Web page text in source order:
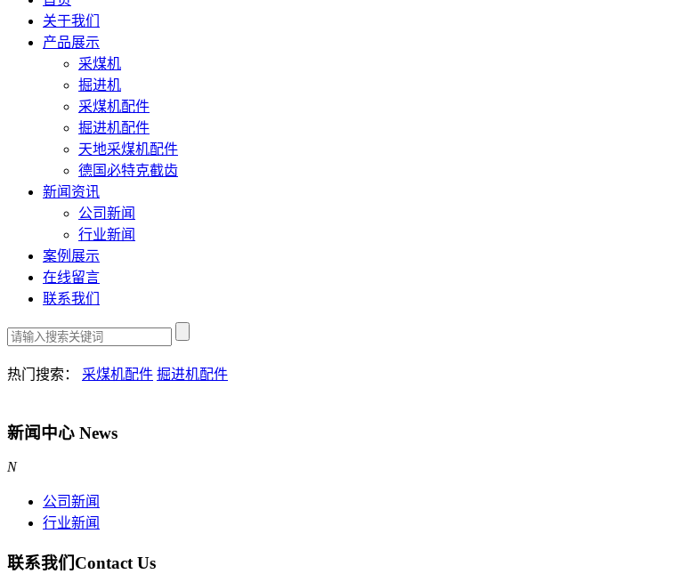
关于我们
产品展示
采煤机
掘进机
采煤机配件
掘进机配件
天地采煤机配件
德国必特克截齿
新闻资讯
公司新闻
行业新闻
案例展示
在线留言
联系我们
热门搜索： 采煤机配件 掘进机配件
新闻中心 News
N
公司新闻
行业新闻
联系我们Contact Us